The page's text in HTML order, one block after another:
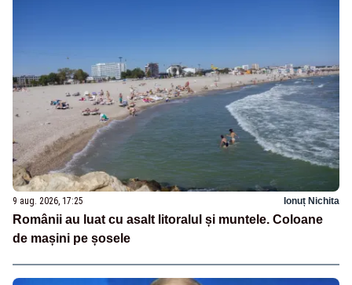
9 aug. 2026, 17:25 Ionuț Nichita
Românii au luat cu asalt litoralul și muntele. Coloane
de mașini pe șosele